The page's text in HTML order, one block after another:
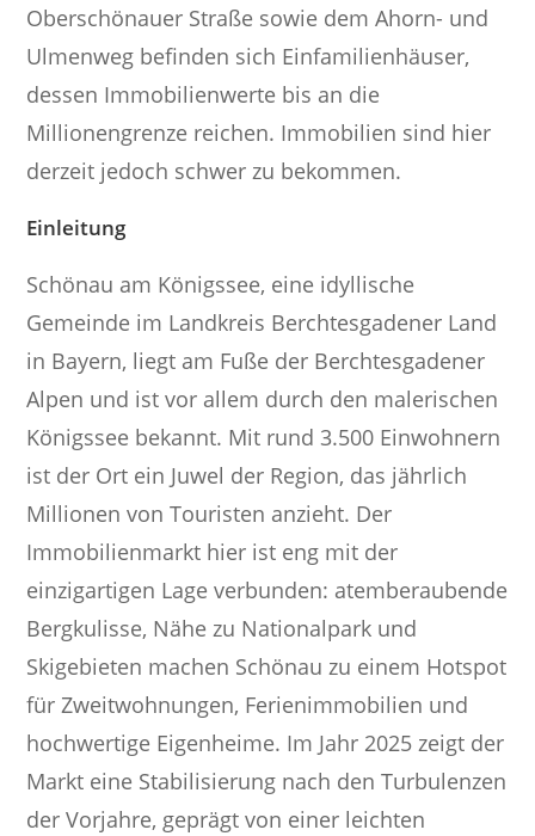
Oberschönauer Straße sowie dem Ahorn- und
Ulmenweg befinden sich Einfamilienhäuser,
dessen Immobilienwerte bis an die
Millionengrenze reichen. Immobilien sind hier
derzeit jedoch schwer zu bekommen.
Einleitung
Schönau am Königssee, eine idyllische
Gemeinde im Landkreis Berchtesgadener Land
in Bayern, liegt am Fuße der Berchtesgadener
Alpen und ist vor allem durch den malerischen
Königssee bekannt. Mit rund 3.500 Einwohnern
ist der Ort ein Juwel der Region, das jährlich
Millionen von Touristen anzieht. Der
Immobilienmarkt hier ist eng mit der
einzigartigen Lage verbunden: atemberaubende
Bergkulisse, Nähe zu Nationalpark und
Skigebieten machen Schönau zu einem Hotspot
für Zweitwohnungen, Ferienimmobilien und
hochwertige Eigenheime. Im Jahr 2025 zeigt der
Markt eine Stabilisierung nach den Turbulenzen
der Vorjahre, geprägt von einer leichten